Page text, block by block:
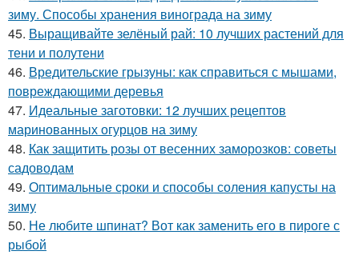
зиму. Способы хранения винограда на зиму
45. Выращивайте зелёный рай: 10 лучших растений для
тени и полутени
46. Вредительские грызуны: как справиться с мышами,
повреждающими деревья
47. Идеальные заготовки: 12 лучших рецептов
маринованных огурцов на зиму
48. Как защитить розы от весенних заморозков: советы
садоводам
49. Оптимальные сроки и способы соления капусты на
зиму
50. Не любите шпинат? Вот как заменить его в пироге с
рыбой